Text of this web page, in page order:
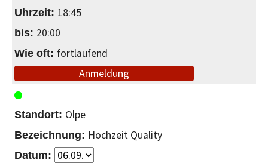
18:45
20:00
fortlaufend
Anmeldung
Olpe
Hochzeit Quality